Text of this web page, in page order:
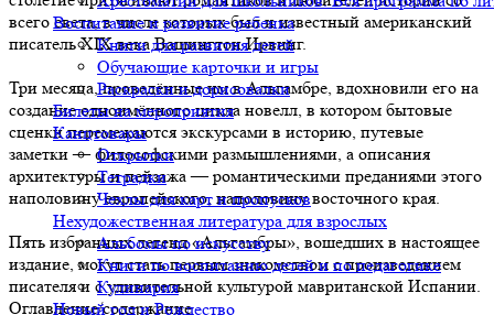
Воспитание и развитие ребенка
Книги для развития детей
Обучающие карточки и игры
Раскраски и дорисовалки
Билеты на мероприятия
Канцтовары
Открытки
Тетрадки
Чехлы для карт и пропусков
Нехудожественная литература для взрослых
Альбомы по искусству
Книги по воспитанию детей и по педагогике
Кулинария
Новый год и Рождество
всего света, в числе которых был и известный американский
писатель XIX века Вашингтон Ирвинг.
Три месяца, проведённые им в Альгамбре, вдохновили его на
создание одноимённого цикла новелл, в котором бытовые
сценки перемежаются экскурсами в историю, путевые
заметки — философскими размышлениями, а описания
архитектуры и пейзажа — романтическими преданиями этого
наполовину европейского, наполовину восточного края.
Пять избранных легенд «Альгамбры», вошедших в настоящее
издание, могут стать первым знакомством с произведением
писателя и с удивительной культурой мавританской Испании.
Оглавление/содержание